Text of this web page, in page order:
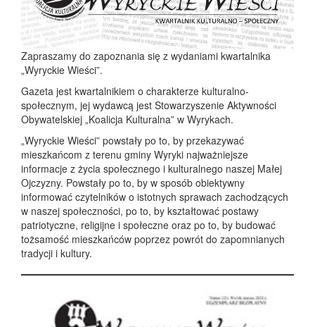
Zapraszamy do zapoznania się z wydaniami kwartalnika
„Wyryckie Wieści”.
Gazeta jest kwartalnikiem o charakterze kulturalno-
społecznym, jej wydawcą jest Stowarzyszenie Aktywności
Obywatelskiej „Koalicja Kulturalna” w Wyrykach.
„Wyryckie Wieści” powstały po to, by przekazywać
mieszkańcom z terenu gminy Wyryki najważniejsze
informacje z życia społecznego i kulturalnego naszej Małej
Ojczyzny. Powstały po to, by w sposób obiektywny
informować czytelników o istotnych sprawach zachodzących
w naszej społeczności, po to, by kształtować postawy
patriotyczne, religijne i społeczne oraz po to, by budować
tożsamość mieszkańców poprzez powrót do zapomnianych
tradycji i kultury.